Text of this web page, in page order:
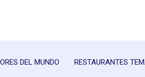
DEL MUNDO RESTAURANTES